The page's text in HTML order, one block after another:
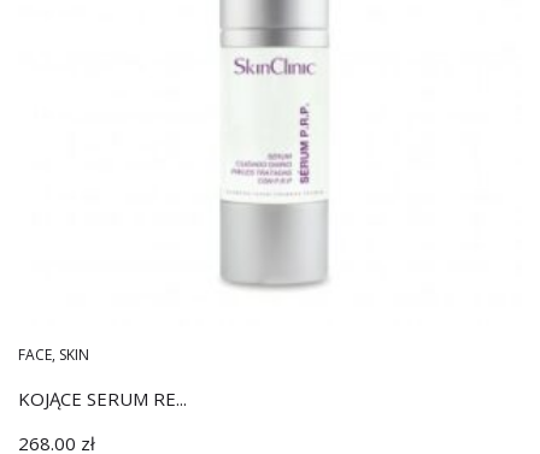
FACE, SKIN
KOJĄCE SERUM RE...
268.00 zł